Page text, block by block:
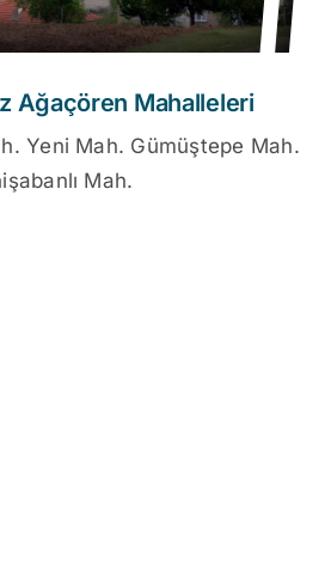
Ağaçören Mahalleleri
Yeni Mah. Gümüştepe Mah.
Mah.